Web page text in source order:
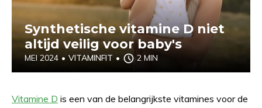
Synthetische vitamine D niet
altijd veilig voor baby's
MEI 2024 • VITAMINFIT • 2 MIN
Vitamine D is een van de belangrijkste vitamines voor de